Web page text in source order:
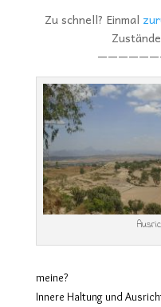
Zu schnell? Einmal
meine?
Innere Haltung und